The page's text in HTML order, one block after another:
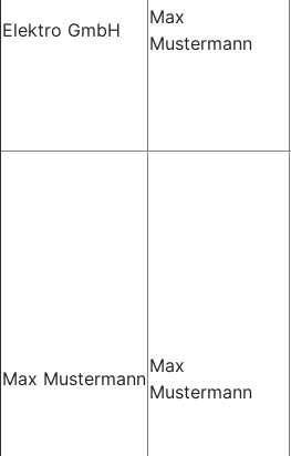
Elektro GmbH
Max
Mustermann
Max Mustermann
Max
Mustermann